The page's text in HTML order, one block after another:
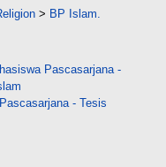
> BP Islam.
Pascasarjana -
- Tesis